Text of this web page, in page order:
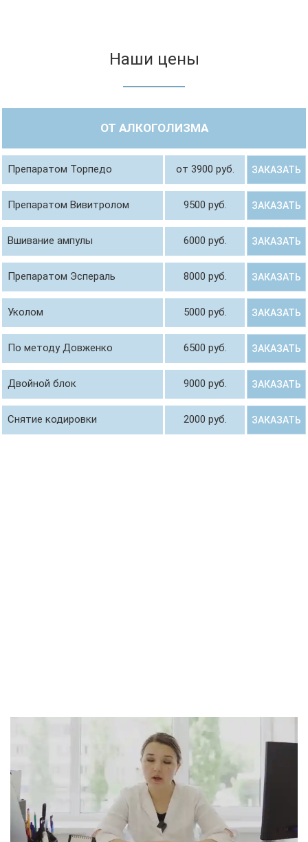
Наши цены
ОТ АЛКОГОЛИЗМА
Препаратом Торпедо от 3900 руб. ЗАКАЗАТЬ
Препаратом Вивитролом 9500 руб. ЗАКАЗАТЬ
Вшивание ампулы 6000 руб. ЗАКАЗАТЬ
Препаратом Эспераль 8000 руб. ЗАКАЗАТЬ
Уколом 5000 руб. ЗАКАЗАТЬ
По методу Довженко 6500 руб. ЗАКАЗАТЬ
Двойной блок 9000 руб. ЗАКАЗАТЬ
Снятие кодировки 2000 руб. ЗАКАЗАТЬ